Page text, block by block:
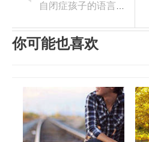
你可能也喜欢